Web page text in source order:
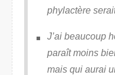
phylactère
J’ai beaucoup
paraît moins
mais qui aurai